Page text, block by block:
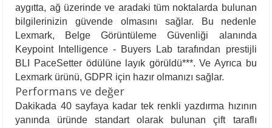
aygıtta, ağ üzerinde ve aradaki tüm noktalarda bulunan
bilgilerinizin güvende olmasını sağlar. Bu nedenle
Lexmark, Belge Görüntüleme Güvenliği alanında
Keypoint Intelligence - Buyers Lab tarafından prestijli
BLI PaceSetter ödülüne layık görüldü***. Ve Ayrıca bu
Lexmark ürünü, GDPR için hazır olmanızı sağlar.
Performans ve değer
Dakikada 40 sayfaya kadar tek renkli yazdırma hızının
yanında üründe standart olarak bulunan çift taraflı